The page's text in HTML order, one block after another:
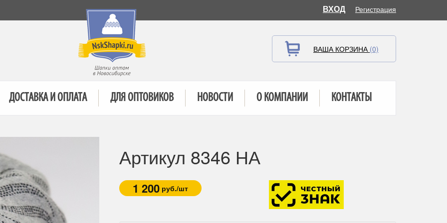
ВХОД Регистрация
ВАША КОРЗИНА (0)
ДОСТАВКА И ОПЛАТА ДЛЯ ОПТОВИКОВ НОВОСТИ О КОМПАНИИ КОНТАКТЫ
Артикул 8346 НА
1 200 руб./шт